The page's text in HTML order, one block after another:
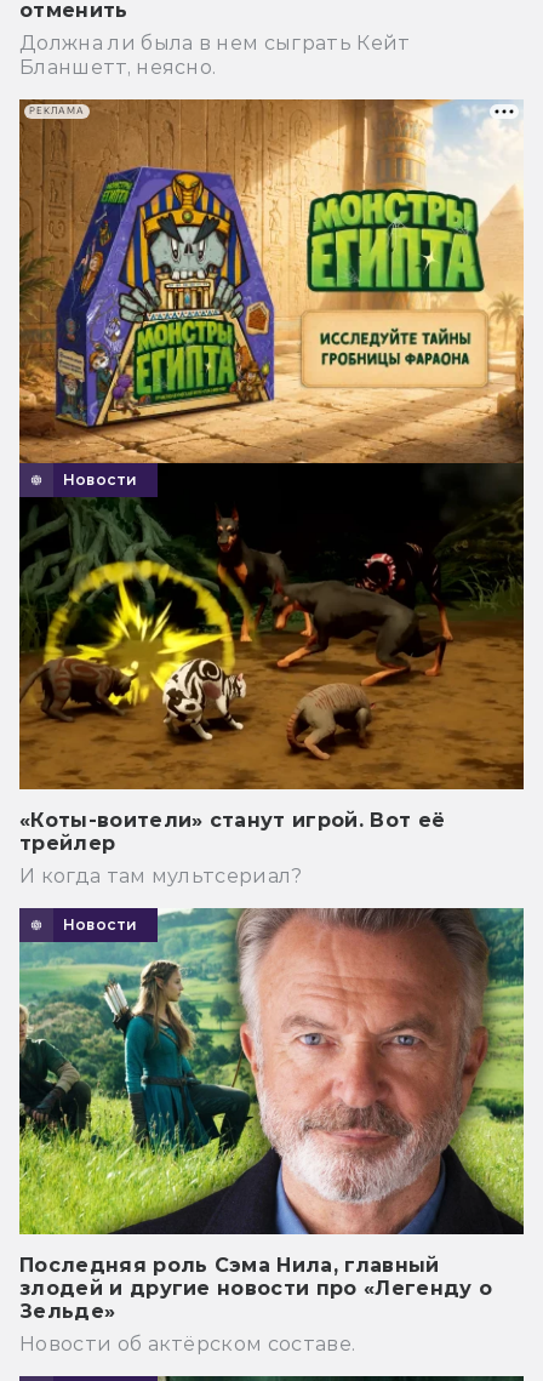
отменить
Должна ли была в нем сыграть Кейт
Бланшетт, неясно.
Новости
«Коты-воители» станут игрой. Вот её
трейлер
И когда там мультсериал?
Новости
Последняя роль Сэма Нила, главный
злодей и другие новости про «Легенду о
Зельде»
Новости об актёрском составе.
РЕКЛАМА